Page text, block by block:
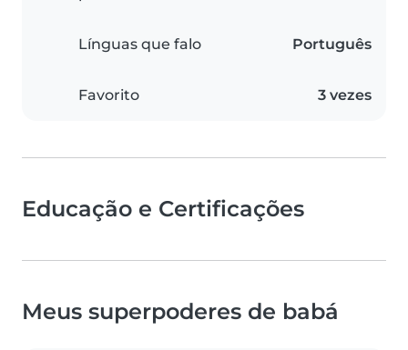
Línguas que falo Português
Favorito 3 vezes
Educação e Certificações
Meus superpoderes de babá